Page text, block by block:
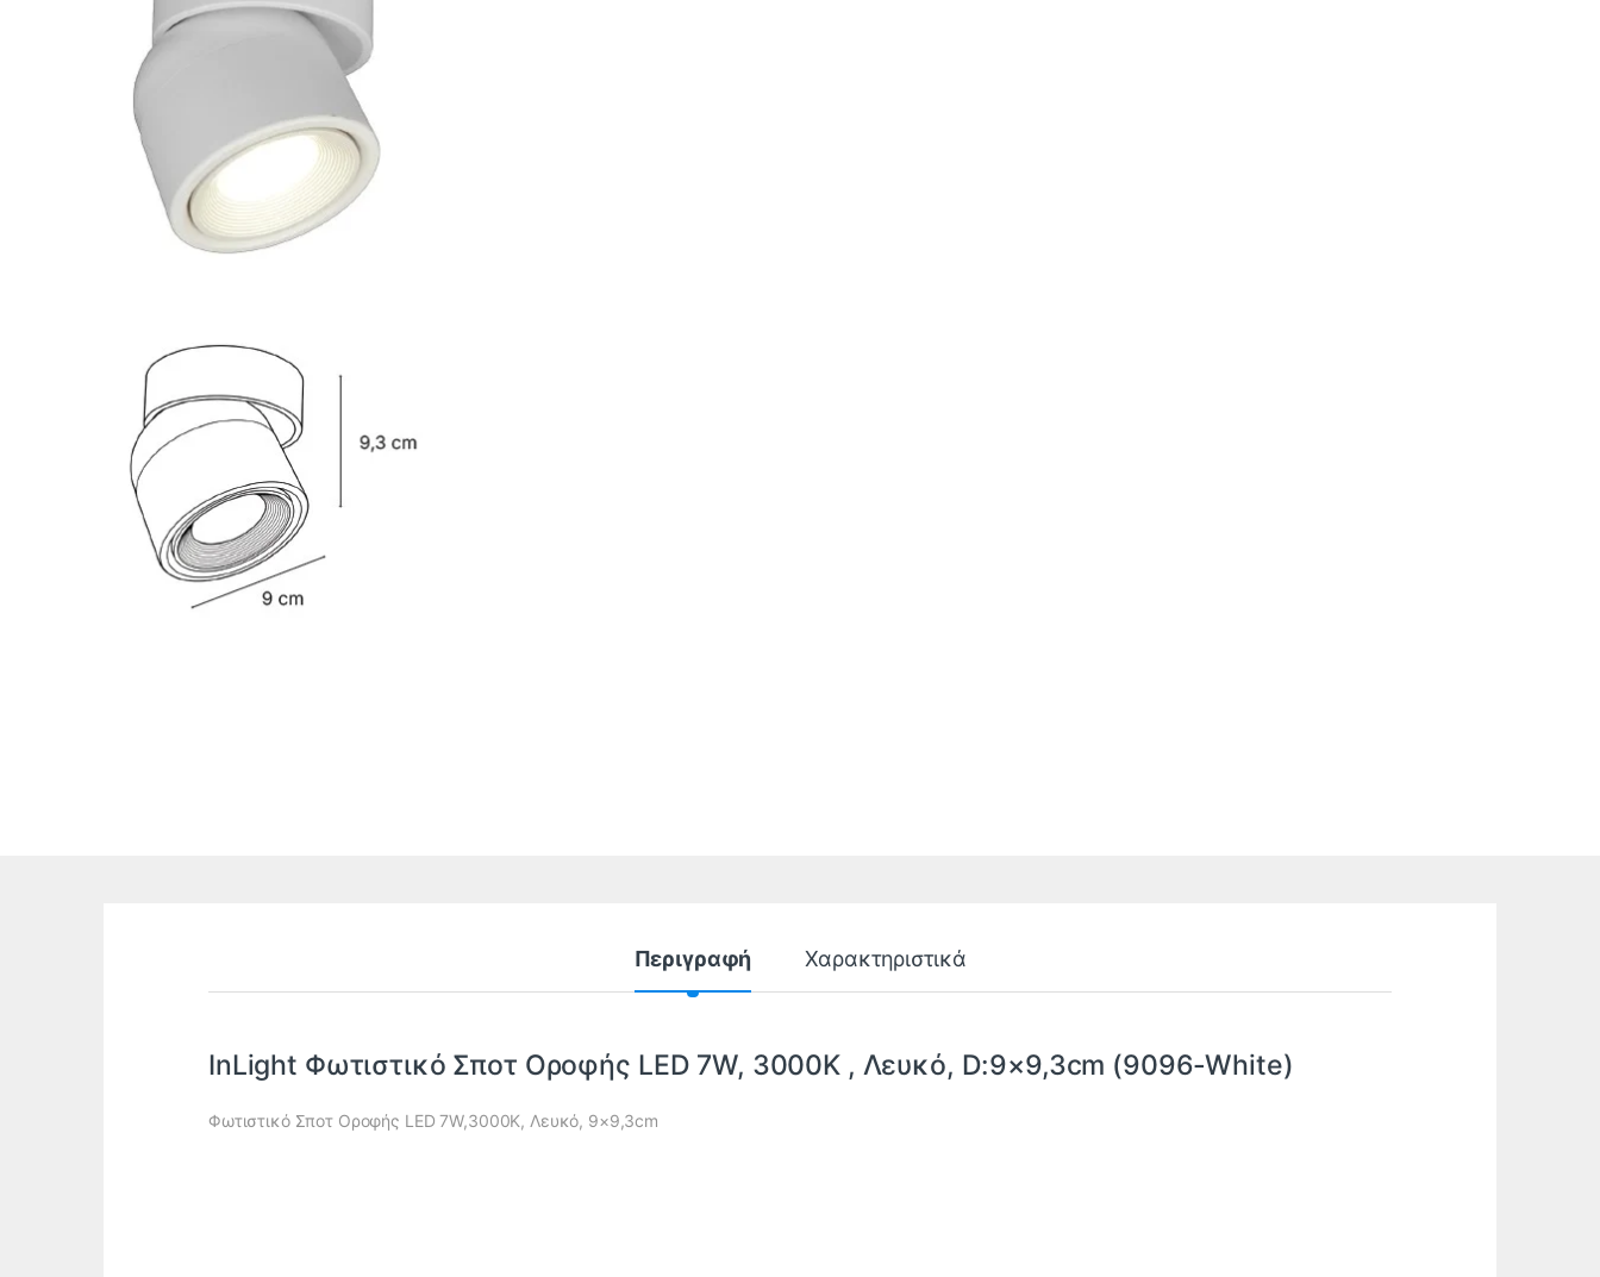
Περιγραφή Χαρακτηριστικά
InLight Φωτιστικό Σποτ Οροφής LED 7W, 3000K , Λευκό, D:9×9,3cm (9096-White)
Φωτιστικό Σποτ Οροφής LED 7W,3000K, Λευκό, 9×9,3cm